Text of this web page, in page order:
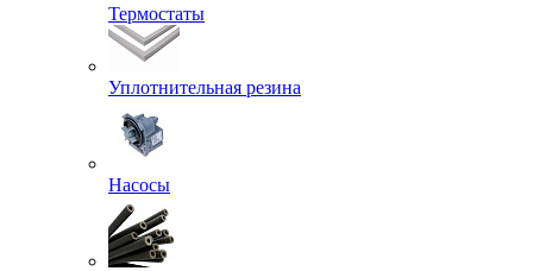
Термостаты
Уплотнительная резина
Насосы